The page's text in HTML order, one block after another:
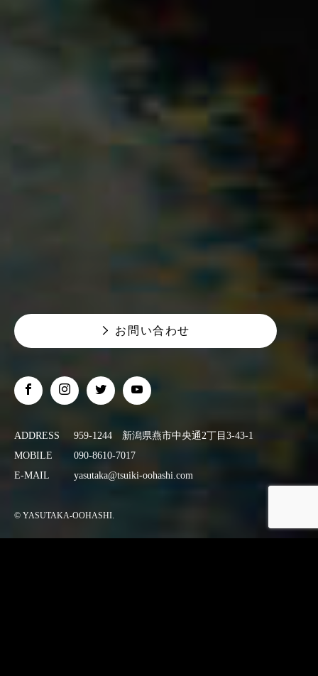
お問い合わせ
ADDRESS
959-1244 新潟県燕市中央通2丁目3-43-1
MOBILE
090-8610-7017
E-MAIL
yasutaka@tsuiki-oohashi.com
© YASUTAKA-OOHASHI.